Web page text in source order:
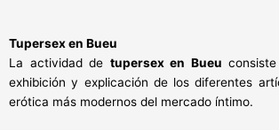
Tupersex en Bueu
La actividad de tupersex en Bueu
exhibición y explicación de los diferentes
erótica más modernos del mercado íntimo.